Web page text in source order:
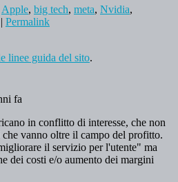
Apple, big tech, meta, Nvidia,
| Permalink
linee guida del sito.